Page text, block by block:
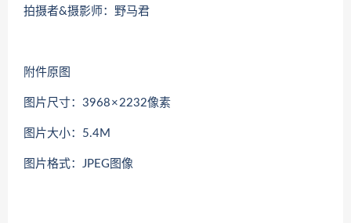
拍摄者&摄影师：野马君
附件原图
图片尺寸：3968 × 2232像素
图片大小：5.4M
图片格式：JPEG图像